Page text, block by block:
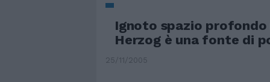
Ignoto spazio profondo
Herzog è una fonte di
25/11/2005